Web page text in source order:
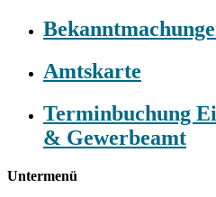
Amtskarte
Terminbuchung
& Gewerbeamt
Untermenü